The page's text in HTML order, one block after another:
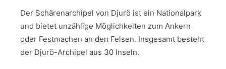
Der Schärenarchipel von Djurö ist ein Nationalpark
und bietet unzählige Möglichkeiten zum Ankern
oder Festmachen an den Felsen. Insgesamt besteht
der Djurö-Archipel aus 30 Inseln.